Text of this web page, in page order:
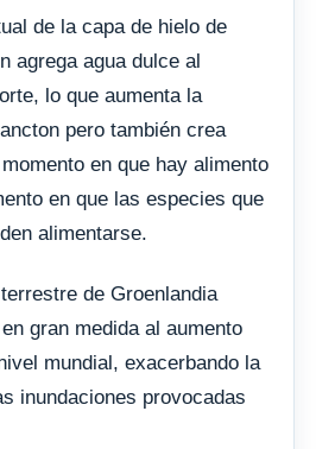
de la capa de hielo de
agrega agua dulce al
lo que aumenta la
pero también crea
en que hay alimento
en que las especies que
alimentarse.
de Groenlandia
gran medida al aumento
mundial, exacerbando la
inundaciones provocadas